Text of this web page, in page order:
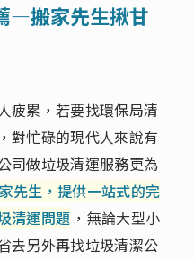
—搬家先生揪甘
疲累，若要找環保局清
對忙碌的現代人來說有
司做垃圾清運服務更為
先生，提供一站式的完
清運問題 ，無論大型小
去另外再找垃圾清潔公